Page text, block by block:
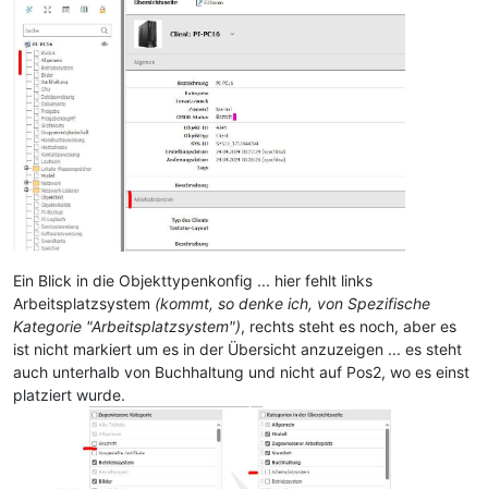
Ein Blick in die Objekttypenkonfig ... hier fehlt links
Arbeitsplatzsystem (kommt, so denke ich, von Spezifische
Kategorie "Arbeitsplatzsystem"), rechts steht es noch, aber es
ist nicht markiert um es in der Übersicht anzuzeigen ... es steht
auch unterhalb von Buchhaltung und nicht auf Pos2, wo es einst
platziert wurde.